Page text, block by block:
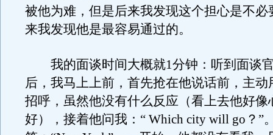
被他为难，但是后来我发现这个担心是不必
来我发现他是最容易通过的。
我的面谈时间大概就1分钟：听到面谈
后，我马上上前，首先抢在他说话前，主动
招呼，虽然他没有什么反应（看上去他好像
好），接着他问我：“ Which city will go？”